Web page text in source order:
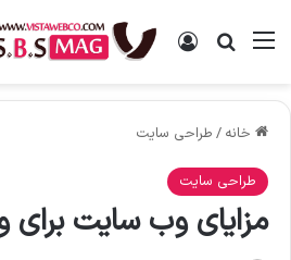
منو جستجو برای
ورود
خانه / طراحی سایت
طراحی سایت
مزایای وب سایت برای